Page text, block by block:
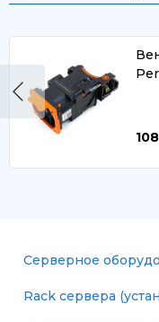
Серверное
Rack сервера